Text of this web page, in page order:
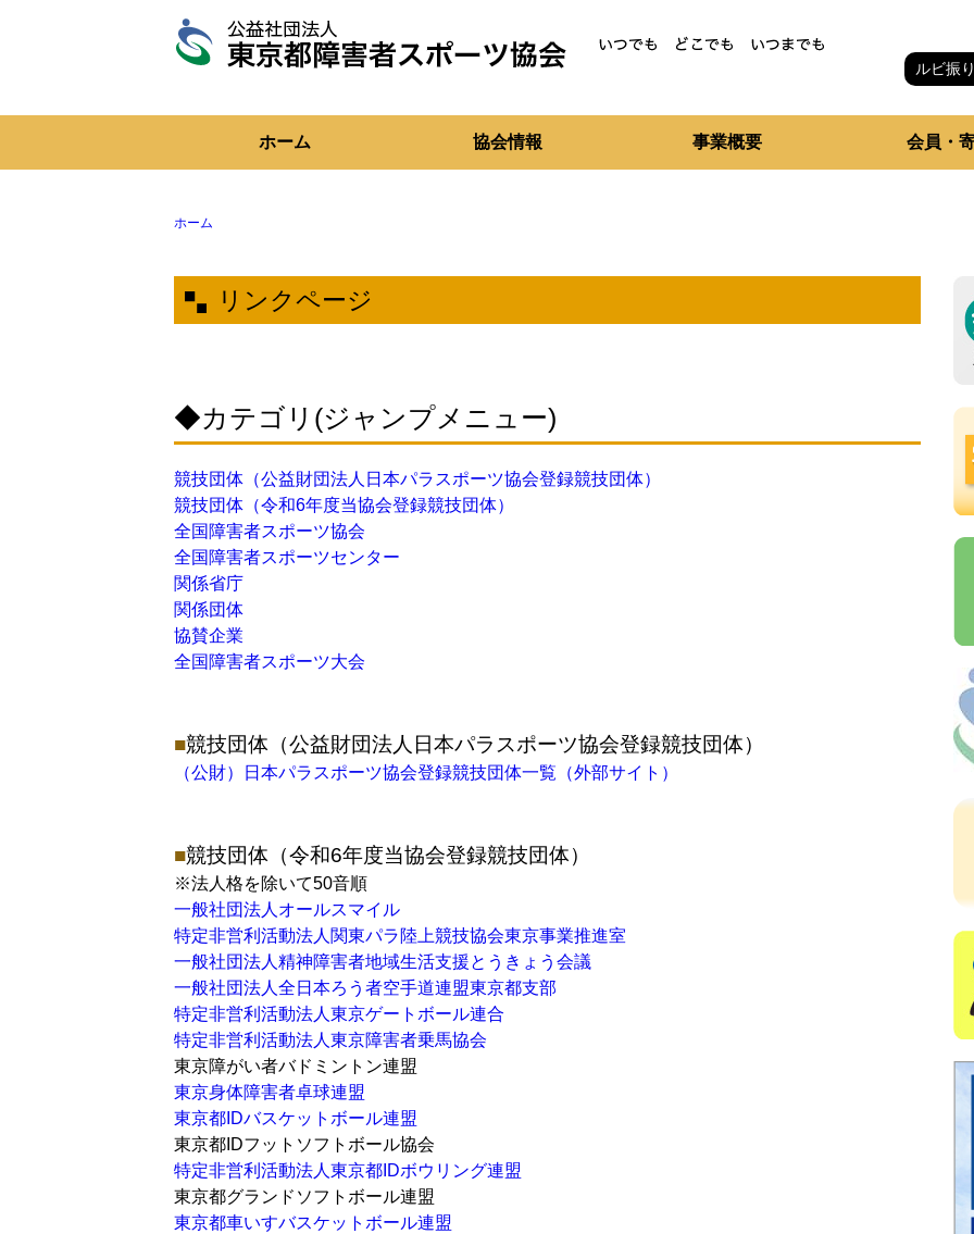
都
者
ー
ツ
ルビ振
ホーム 協会情報 事業概要 会員・
ホーム
リンクページ
◆カテゴリ(ジャンプメニュー)
競技団体（公益財団法人日本パラスポーツ協会登録競技団体）
競技団体（令和6年度当協会登録競技団体）
全国障害者スポーツ協会
全国障害者スポーツセンター
関係省庁
関係団体
協賛企業
全国障害者スポーツ大会
競技団体（公益財団法人日本パラスポーツ協会登録競技団体）
（公財）日本パラスポーツ協会登録競技団体一覧（外部サイト）
競技団体（令和6年度当協会登録競技団体）
※法人格を除いて50音順
一般社団法人オールスマイル
特定非営利活動法人関東パラ陸上競技協会東京事業推進室
一般社団法人精神障害者地域生活支援とうきょう会議
一般社団法人全日本ろう者空手道連盟東京都支部
特定非営利活動法人東京ゲートボール連合
特定非営利活動法人東京障害者乗馬協会
東京障がい者バドミントン連盟
東京身体障害者卓球連盟
東京都IDバスケットボール連盟
東京都IDフットソフトボール協会
特定非営利活動法人東京都IDボウリング連盟
東京都グランドソフトボール連盟
東京都車いすバスケットボール連盟